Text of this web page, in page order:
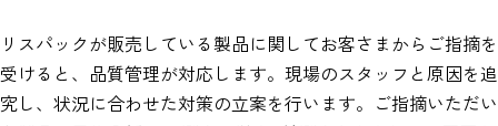
リスパックが販売している製品に関してお客さまからご指摘を
受けると、品質管理が対応します。現場のスタッフと原因を追
究し、状況に合わせた対策の立案を行います。ご指摘いただい